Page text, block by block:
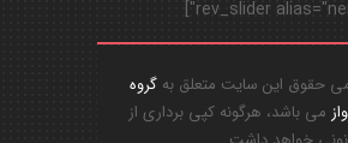
گروه
می باشد، هرگونه کپی برداری از